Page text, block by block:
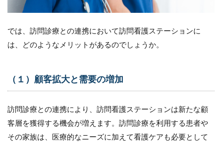
情報共
有と連
携によ
6.4
患者の
満足度
の向上
と信頼
では、訪問診療との連携において訪問看護ステーションに
は、どのようなメリットがあるのでしょうか。
（１）顧客拡大と需要の増加
訪問診療との連携により、訪問看護ステーションは新たな顧
客層を獲得する機会が増えます。訪問診療を利用する患者や
その家族は、医療的なニーズに加えて看護ケアも必要として